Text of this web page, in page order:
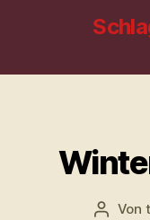
Von